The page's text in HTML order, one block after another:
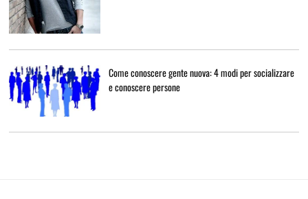
Come conoscere gente nuova: 4 modi per socializzare
e conoscere persone